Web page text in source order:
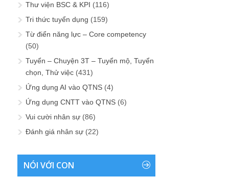
Thư viện BSC & KPI (116)
Tri thức tuyển dụng (159)
Từ điển năng lực – Core competency
(50)
Tuyển – Chuyện 3T – Tuyển mộ, Tuyển
chọn, Thử việc (431)
Ứng dụng AI vào QTNS (4)
Ứng dụng CNTT vào QTNS (6)
Vui cười nhân sự (86)
Đánh giá nhân sự (22)
NÓI VỚI CON